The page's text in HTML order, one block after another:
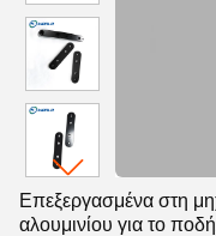
Επεξεργασμένα στη
αλουμινίου για το